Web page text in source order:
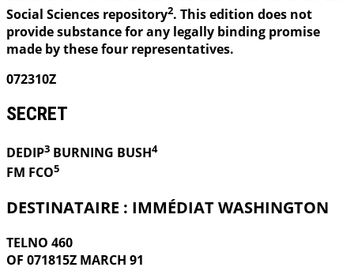
Social Sciences repository2. This edition does not
provide substance for any legally binding promise
made by these four representatives.
072310Z
SECRET
DEDIP3 BURNING BUSH4
FM FCO5
DESTINATAIRE : IMMÉDIAT WASHINGTON
TELNO 460
OF 071815Z MARCH 91